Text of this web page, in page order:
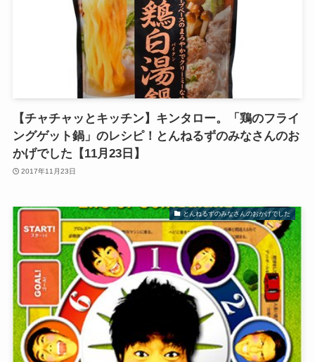
【チャチャッとキッチン】キンタロー。「鶏のフライ
ングゲット鍋」のレシピ！とんねるずのみなさんのお
かげでした【11月23日】
2017年11月23日
とんねるずのみなさんのおかげでした